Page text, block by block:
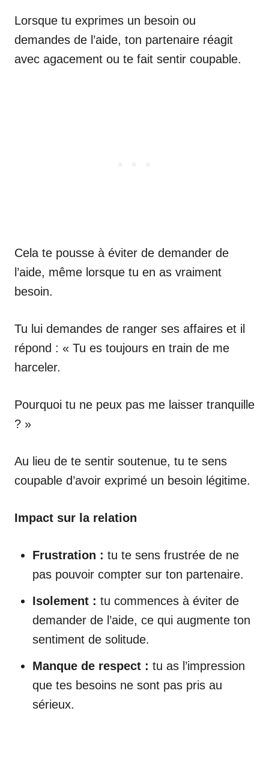
Lorsque tu exprimes un besoin ou
demandes de l’aide, ton partenaire réagit
avec agacement ou te fait sentir coupable.
Cela te pousse à éviter de demander de
l’aide, même lorsque tu en as vraiment
besoin.
Tu lui demandes de ranger ses affaires et il
répond : « Tu es toujours en train de me
harceler.
Pourquoi tu ne peux pas me laisser tranquille
? »
Au lieu de te sentir soutenue, tu te sens
coupable d’avoir exprimé un besoin légitime.
Impact sur la relation
Frustration : tu te sens frustrée de ne
pas pouvoir compter sur ton partenaire.
Isolement : tu commences à éviter de
demander de l’aide, ce qui augmente ton
sentiment de solitude.
Manque de respect : tu as l’impression
que tes besoins ne sont pas pris au
sérieux.